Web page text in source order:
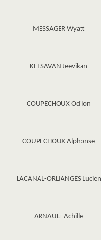
MESSAGER Wyatt
KEESAVAN Jeevikan
COUPECHOUX Odilon
COUPECHOUX Alphonse
LACANAL-ORLIANGES Lucien
ARNAULT Achille